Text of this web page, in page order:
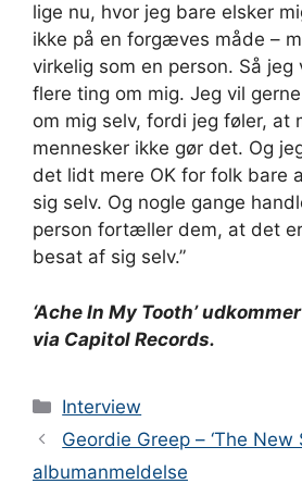
lige nu, hvor jeg bare elsker
ikke på en forgæves måde –
virkelig som en person. Så jeg
flere ting om mig. Jeg vil
om mig selv, fordi jeg føler, at
mennesker ikke gør det. Og
det lidt mere OK for folk bare
sig selv. Og nogle gange
person fortæller dem, at det
besat af sig selv.”
‘Ache In My Tooth’
via Capitol Records.
Kategorier
Interview
Geordie Greep – ‘The New
albumanmeldelse